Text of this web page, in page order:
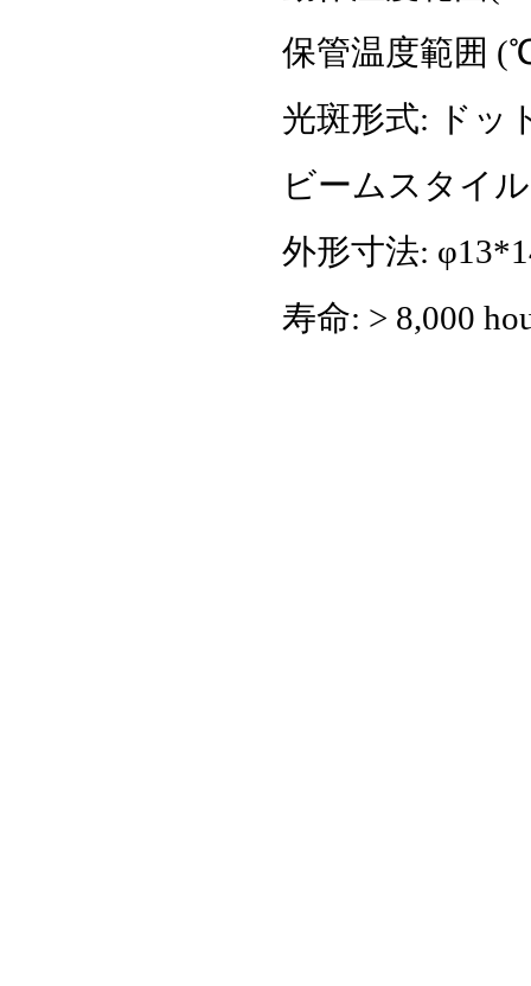
保管温度範囲
光斑形式: ドッ
ビームスタイ
外形寸法:
寿命: > 8,000